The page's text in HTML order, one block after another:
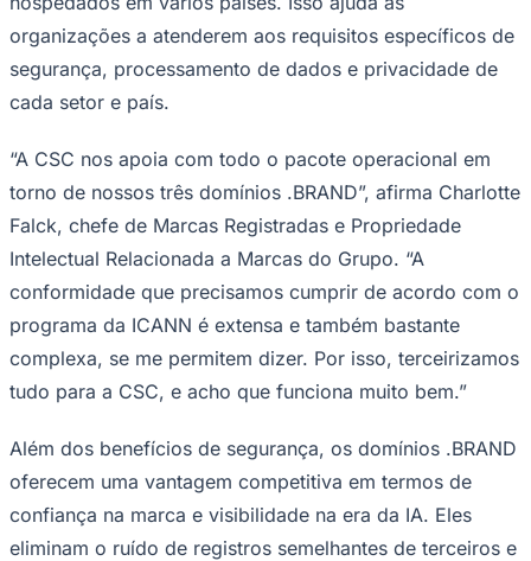
Corinthians
organizações a atenderem aos requisitos específicos de
segurança, processamento de dados e privacidade de
cada setor e país.
“A CSC nos apoia com todo o pacote operacional em
torno de nossos três domínios .BRAND”, afirma Charlotte
Falck, chefe de Marcas Registradas e Propriedade
Intelectual Relacionada a Marcas do Grupo. “A
conformidade que precisamos cumprir de acordo com o
programa da ICANN é extensa e também bastante
complexa, se me permitem dizer. Por isso, terceirizamos
tudo para a CSC, e acho que funciona muito bem.”
Além dos benefícios de segurança, os domínios .BRAND
oferecem uma vantagem competitiva em termos de
confiança na marca e visibilidade na era da IA. Eles
eliminam o ruído de registros semelhantes de terceiros e